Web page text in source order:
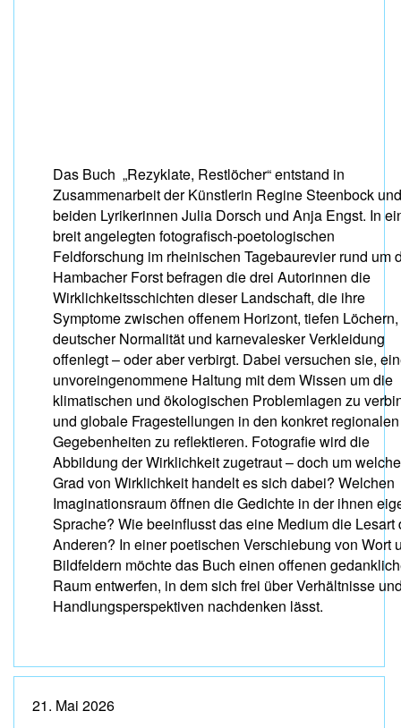
Das Buch „Rezyklate, Restlöcher“ entstand in
Zusammenarbeit der Künstlerin Regine Steenbock
beiden Lyrikerinnen Julia Dorsch und Anja Engst. In
breit angelegten fotografisch-poetologischen
Feldforschung im rheinischen Tagebaurevier rund um
Hambacher Forst befragen die drei Autorinnen die
Wirklichkeitsschichten dieser Landschaft, die ihre
Symptome zwischen offenem Horizont, tiefen Löchern,
deutscher Normalität und karnevalesker Verkleidung
offenlegt – oder aber verbirgt. Dabei versuchen sie,
unvoreingenommene Haltung mit dem Wissen um die
klimatischen und ökologischen Problemlagen zu
und globale Fragestellungen in den konkret regionalen
Gegebenheiten zu reflektieren. Fotografie wird die
Abbildung der Wirklichkeit zugetraut – doch um
Grad von Wirklichkeit handelt es sich dabei? Welchen
Imaginationsraum öffnen die Gedichte in der ihnen
Sprache? Wie beeinflusst das eine Medium die Lesart
Anderen? In einer poetischen Verschiebung von Wort
Bildfeldern möchte das Buch einen offenen
Raum entwerfen, in dem sich frei über Verhältnisse
Handlungsperspektiven nachdenken lässt.
21. Mai 2026